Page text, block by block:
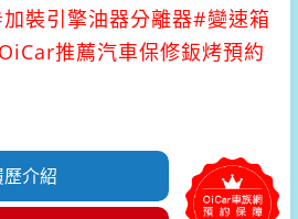
裝引擎油器分離器#變速箱
推薦汽車保修鈑烤預約
介紹